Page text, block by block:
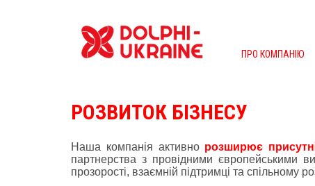
ПРО КОМПАНІЮ
РОЗВИТОК БІЗНЕСУ
Наша компанія активно розширює
партнерства з провідними європейськими
прозорості, взаємній підтримці та спільному